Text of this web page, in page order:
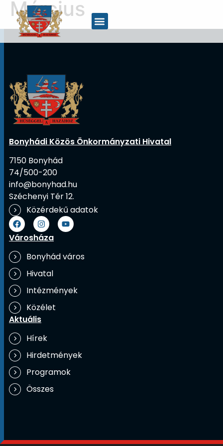
Március
Bonyhádi Közös Önkormányzati Hivatal
7150 Bonyhád
74/500-200
info@bonyhad.hu
Széchenyi Tér 12.
Közérdekű adatok
Városháza
Bonyhád város
Hivatal
Intézmények
Közélet
Aktuális
Hírek
Hirdetmények
Programok
Összes